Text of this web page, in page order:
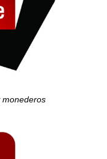
monederos